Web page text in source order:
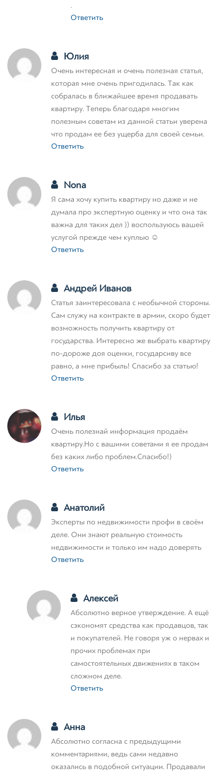
.
Ответить
Юлия
Очень интересная и очень полезная статья,
которая мне очень пригодилась. Так как
собралась в ближайшее время продавать
квартиру. Теперь благодаря многим
полезным советам из данной статьи уверена
что продам ее без ущерба для своей семьи.
Ответить
Nona
Я сама хочу купить квартиру но даже и не
думала про экспертную оценку и что она так
важна для таких дел )) воспользуюсь вашей
услугой прежде чем куплью ☺
Ответить
Андрей Иванов
Статья заинтересовала с необычной стороны.
Сам служу на контракте в армии, скоро будет
возможность получить квартиру от
государства. Интересно же выбрать квартиру
по-дороже доя оценки, государсиву все
равно, а мне прибыль! Спасибо за статью!
Ответить
Илья
Очень полезнай информация продаём
квартиру.Но с вашими советами я ее продам
без каких либо проблем.Спасибо!)
Ответить
Анатолий
Эксперты по недвижимости профи в своём
деле. Они знают реальную стоимость
недвижимости и только им надо доверять
Ответить
Алексей
Абсолютно верное утверждение. А ещё
сэкономят средства как продавцов, так
и покупателей. Не говоря уж о нервах и
прочих проблемах при
самостоятельных движениях в таком
сложном деле.
Ответить
Анна
Абсолютно согласна с предыдущими
комментариями, ведь сами недавно
оказались в подобной ситуации. Продавали